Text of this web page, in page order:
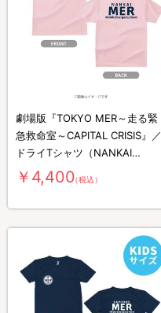
劇場版『TOKYO MER～走る緊
急救命室～CAPITAL CRISIS』／
ドライTシャツ（NANKAI
MER）
￥4,400（税込）